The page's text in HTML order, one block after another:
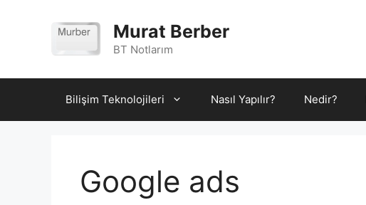
Murat Berber
BT Notlarım
Bilişim Teknolojileri Nasıl Yapılır? Nedir?
Google ads